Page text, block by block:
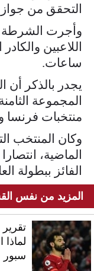
التحقق من
وأجرت الشرطة
اللاعبين
ساعات.
يجدر بالذكر أن
المجموعة
منتخبات فرنسا
وكان المنتخب
الماضية،
الفائز ببطولة
المزيد من نفس
سبور